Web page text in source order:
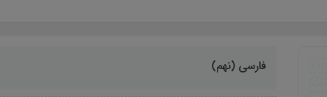
فارسی (نهم)